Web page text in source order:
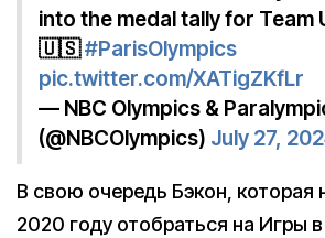
into the medal tally for Team
🇺🇸#ParisOlympics
pic.twitter.com/XATigZKfLr
— NBC Olympics &
(@NBCOlympics) July 27,
В свою очередь Бэкон, которая
2020 году отобраться на Игры